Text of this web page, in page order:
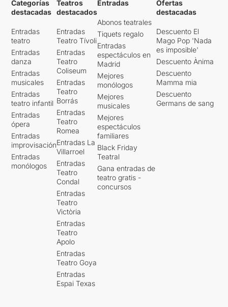
Categorías
destacadas
Entradas
teatro
Entradas
danza
Entradas
musicales
Entradas
teatro infantil
Entradas
ópera
Entradas
improvisación
Entradas
monólogos
Teatros
destacados
Entradas
Teatro Tívoli
Entradas
Teatro
Coliseum
Entradas
Teatro
Borrás
Entradas
Teatro
Romea
Entradas La
Villarroel
Entradas
Teatro
Condal
Entradas
Teatro
Victòria
Entradas
Teatro
Apolo
Entradas
Teatro Goya
Entradas
Espai Texas
Entradas
Abonos teatrales
Tiquets regalo
Entradas
espectáculos en
Madrid
Mejores
monólogos
Mejores
musicales
Mejores
espectáculos
familiares
Black Friday
Teatral
Gana entradas de
teatro gratis -
concursos
Ofertas
destacadas
Descuento El
Mago Pop 'Nada
es imposible'
Descuento Ànima
Descuento
Mamma mia
Descuento
Germans de sang